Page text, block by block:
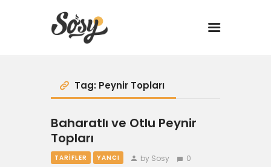
TARİFLER
MANGAL
Tag: Peynir Topları
Baharatlı ve Otlu Peynir
Topları
TARIFLER YANCI by Sosy 0